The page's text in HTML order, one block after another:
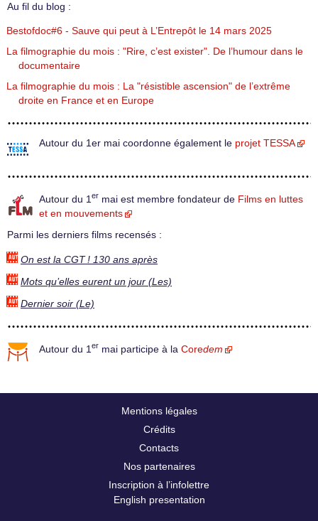
Au fil du blog :
Bestofdoc#6 - Sauve qui peut à L’Entrepôt le 14 mars 2025
La filmographie du mois : "Rire, c’est exister". De l’humour dans le
documentaire
La filmographie du mois : La "résistible ascension" de l’extrême
droite en France et en Europe
Autour du 1er mai coordonne également le projet TESSA
Autour du 1 er mai est membre fondateur de Films en luttes
et en mouvements
Parmi les derniers films recensés :
On est la CGT ! 130 ans après
Mots qu’elles eurent un jour (Les)
Dernier soir (Le)
Autour du 1 er mai participe à la Coredem
Mentions légales
Crédits
Contacts
Nos partenaires
Inscription à l’infolettre
English presentation